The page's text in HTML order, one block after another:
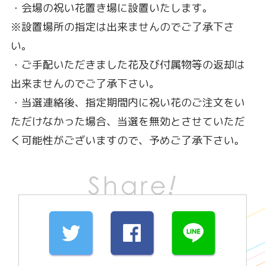
・会場の祝い花置き場に設置いたします。
※設置場所の指定は出来ませんのでご了承下さ
い。
・ご手配いただきました花及び付属物等の返却は
出来ませんのでご了承下さい。
・当選連絡後、指定期間内に祝い花のご注文をい
ただけなかった場合、当選を無効とさせていただ
く可能性がございますので、予めご了承下さい。